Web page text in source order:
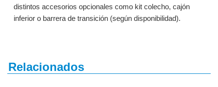
distintos accesorios opcionales como kit colecho, cajón
inferior o barrera de transición (según disponibilidad).
Relacionados